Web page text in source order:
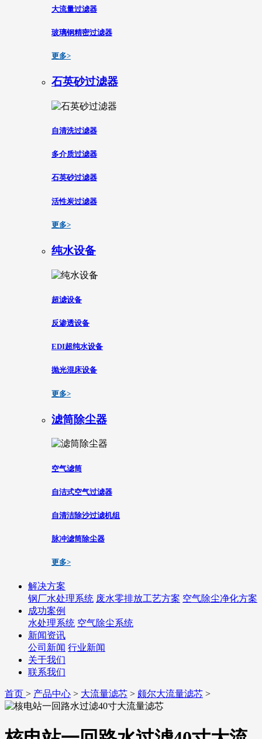
大流量过滤器
玻璃钢精密过滤器
更多>
石英砂过滤器
自清洗过滤器
多介质过滤器
石英砂过滤器
活性炭过滤器
更多>
纯水设备
超滤设备
反渗透设备
EDI超纯水设备
抛光混床设备
更多>
滤筒除尘器
空气滤筒
自洁式空气过滤器
自清洁除沙过滤机组
脉冲滤筒除尘器
更多>
解决方案
钢厂水处理系统 废水零排放工艺方案 空气除尘净化方案
成功案例
水处理系统 空气除尘系统
新闻资讯
公司新闻 行业新闻
关于我们
联系我们
首页 > 产品中心 > 大流量滤芯 > 颇尔大流量滤芯 >